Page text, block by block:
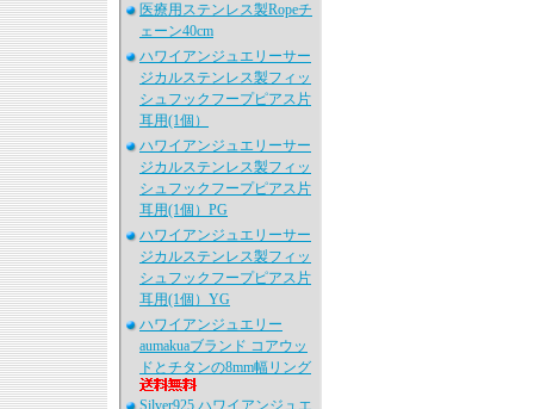
医療用ステンレス製Ropeチ
ェーン40cm
ハワイアンジュエリーサー
ジカルステンレス製フィッ
シュフックフープピアス片
耳用(1個）
ハワイアンジュエリーサー
ジカルステンレス製フィッ
シュフックフープピアス片
耳用(1個）PG
ハワイアンジュエリーサー
ジカルステンレス製フィッ
シュフックフープピアス片
耳用(1個）YG
ハワイアンジュエリー
aumakuaブランド コアウッ
ドとチタンの8mm幅リング
Silver925 ハワイアンジュエ